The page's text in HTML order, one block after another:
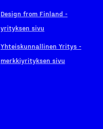
Design from Finland -
yrityksen sivu
Yhteiskunnallinen Yritys -
merkkiyrityksen sivu